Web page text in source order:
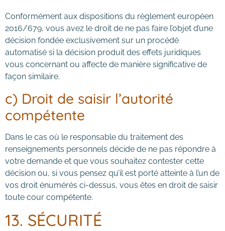
Conformément aux dispositions du règlement européen
2016/679, vous avez le droit de ne pas faire l’objet d’une
décision fondée exclusivement sur un procédé
automatisé si la décision produit des effets juridiques
vous concernant ou affecte de manière significative de
façon similaire.
c) Droit de saisir l’autorité
compétente
Dans le cas où le responsable du traitement des
renseignements personnels décide de ne pas répondre à
votre demande et que vous souhaitez contester cette
décision ou, si vous pensez qu’il est porté atteinte à l’un de
vos droit énumérés ci-dessus, vous êtes en droit de saisir
toute cour compétente.
13. SÉCURITÉ